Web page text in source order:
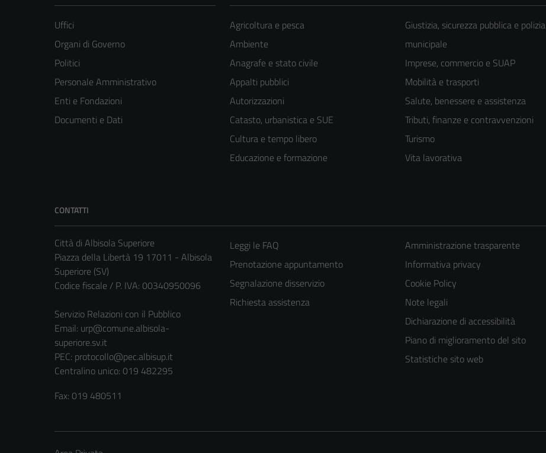
Uffici
Organi di Governo
Politici
Personale Amministrativo
Enti e Fondazioni
Documenti e Dati
Agricoltura e pesca
Ambiente
Anagrafe e stato civile
Appalti pubblici
Autorizzazioni
Catasto, urbanistica e SUE
Cultura e tempo libero
Educazione e formazione
Giustizia, sicurezza pubblica e polizia
municipale
Imprese, commercio e SUAP
Mobilità e trasporti
Salute, benessere e assistenza
Tributi, finanze e contravvenzioni
Turismo
Vita lavorativa
CONTATTI
Città di Albisola Superiore
Piazza della Libertà 19 17011 - Albisola
Superiore (SV)
Codice fiscale / P. IVA: 00340950096
Servizio Relazioni con il Pubblico
Email: urp@comune.albisola-
superiore.sv.it
PEC: protocollo@pec.albisup.it
Centralino unico: 019 482295
Fax: 019 480511
Leggi le FAQ
Prenotazione appuntamento
Segnalazione disservizio
Richiesta assistenza
Amministrazione trasparente
Informativa privacy
Cookie Policy
Note legali
Dichiarazione di accessibilità
Piano di miglioramento del sito
Statistiche sito web